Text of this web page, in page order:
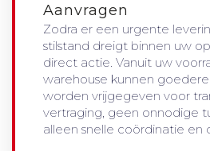
Aanvragen
Zodra er een urgente
stilstand dreigt binnen uw
direct actie. Vanuit uw
warehouse kunnen
worden vrijgegeven voor
vertraging, geen onnodige
alleen snelle coördinatie en